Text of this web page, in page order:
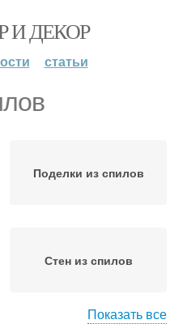
И ДЕКОР
статьи
Поделки из спилов
Стен из спилов
Показать все